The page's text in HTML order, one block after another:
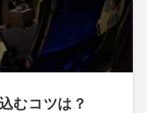
むコツは？